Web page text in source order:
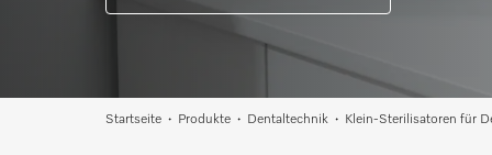
Startseite Produkte Dentaltechnik Klein-Sterilisatoren für